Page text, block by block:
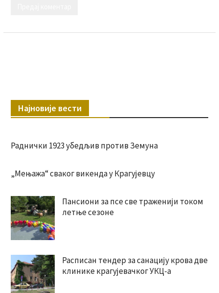
Најновије вести
Раднички 1923 убедљив против Земуна
„Мењажа“ сваког викенда у Крагујевцу
Пансиони за псе све траженији током
летње сезоне
Расписан тендер за санацију крова две
клинике крагујевачког УКЦ-а